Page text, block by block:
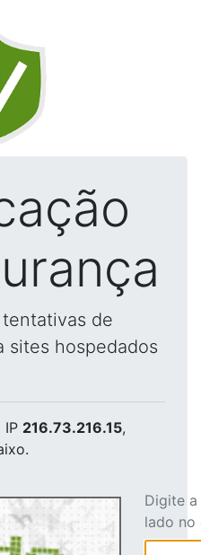
de
sites hospedados
IP 216.73.216.15,
Digite
lado no